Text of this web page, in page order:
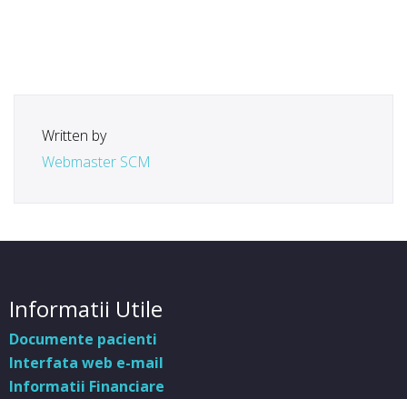
Written by
Webmaster SCM
Informatii Utile
Documente pacienti
Interfata web e-mail
Informatii Financiare